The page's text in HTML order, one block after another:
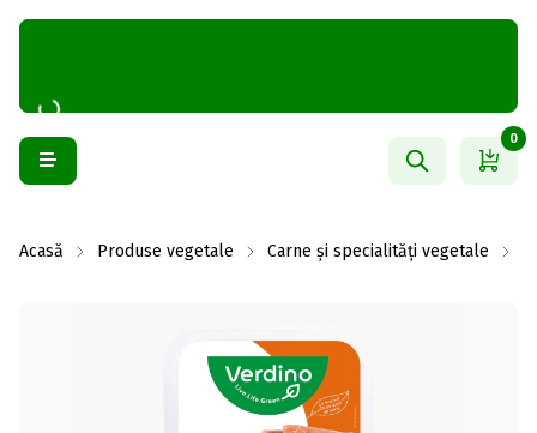
0
Acasă Produse vegetale Carne și specialități vegetale